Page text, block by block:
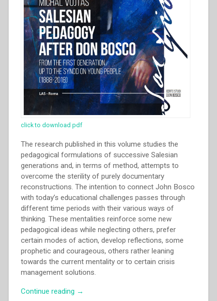
click to download pdf
The research published in this volume studies the
pedagogical formulations of successive Salesian
generations and, in terms of method, attempts to
overcome the sterility of purely documentary
reconstructions. The intention to connect John Bosco
with today’s educational challenges passes through
different time periods with their various ways of
thinking. These mentalities reinforce some new
pedagogical ideas while neglecting others, prefer
certain modes of action, develop reflections, some
prophetic and courageous, others rather leaning
towards the current mentality or to certain crisis
management solutions.
Continue reading “Michal
→